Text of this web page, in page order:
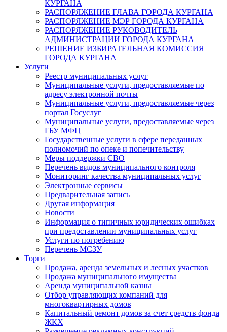
КУРГАНА
РАСПОРЯЖЕНИЕ ГЛАВА ГОРОДА КУРГАНА
РАСПОРЯЖЕНИЕ МЭР ГОРОДА КУРГАНА
РАСПОРЯЖЕНИЕ РУКОВОДИТЕЛЬ
АДМИНИСТРАЦИИ ГОРОДА КУРГАНА
РЕШЕНИЕ ИЗБИРАТЕЛЬНАЯ КОМИССИЯ
ГОРОДА КУРГАНА
Услуги
Реестр муниципальных услуг
Муниципальные услуги, предоставляемые по
адресу электронной почты
Муниципальные услуги, предоставляемые через
портал Госуслуг
Муниципальные услуги, предоставляемые через
ГБУ МФЦ
Государственные услуги в сфере переданных
полномочий по опеке и попечительству
Меры поддержки СВО
Перечень видов муниципального контроля
Мониторинг качества муниципальных услуг
Электронные сервисы
Предварительная запись
Другая информация
Новости
Информация о типичных юридических ошибках
при предоставлении муниципальных услуг
Услуги по погребению
Перечень МСЗУ
Торги
Продажа, аренда земельных и лесных участков
Продажа муниципального имущества
Аренда муниципальной казны
Отбор управляющих компаний для
многоквартирных домов
Капитальный ремонт домов за счет средств фонда
ЖКХ